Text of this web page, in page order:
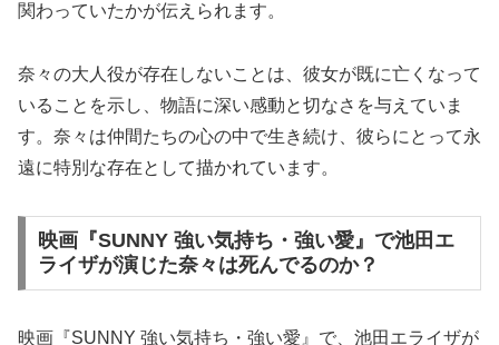
関わっていたかが伝えられます。
奈々の大人役が存在しないことは、彼女が既に亡くなって
いることを示し、物語に深い感動と切なさを与えていま
す。奈々は仲間たちの心の中で生き続け、彼らにとって永
遠に特別な存在として描かれています。
映画『SUNNY 強い気持ち・強い愛』で池田エ
ライザが演じた奈々は死んでるのか？
映画『SUNNY 強い気持ち・強い愛』で、池田エライザが